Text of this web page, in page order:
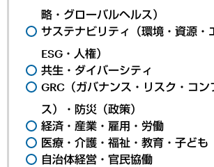
略・グローバルヘルス）
サステナビリティ（環境・資源・
ESG・人権）
共生・ダイバーシティ
GRC（ガバナンス・リスク・コン
ス）・防災（政策）
経済・産業・雇用・労働
医療・介護・福祉・教育・子ども
自治体経営・官民協働